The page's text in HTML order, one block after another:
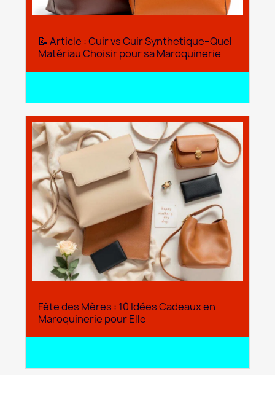
📝 Article : Cuir vs Cuir Synthetique–Quel
Matériau Choisir pour sa Maroquinerie
Fête des Mères : 10 Idées Cadeaux en
Maroquinerie pour Elle